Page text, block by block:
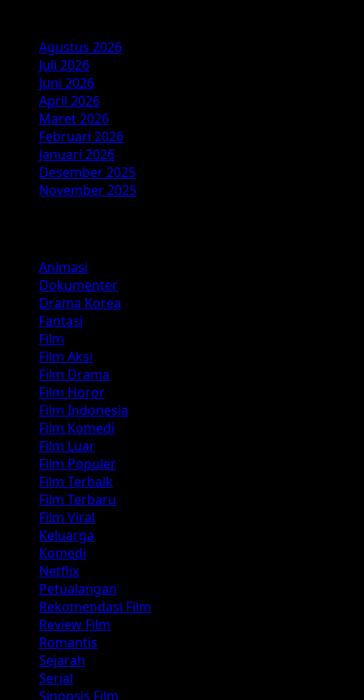
Agustus 2026
Juli 2026
Juni 2026
April 2026
Maret 2026
Februari 2026
Januari 2026
Desember 2025
November 2025
Animasi
Dokumenter
Drama Korea
Fantasi
Film
Film Aksi
Film Drama
Film Horor
Film Indonesia
Film Komedi
Film Luar
Film Populer
Film Terbaik
Film Terbaru
Film Viral
Keluarga
Komedi
Netflix
Petualangan
Rekomendasi Film
Review Film
Romantis
Sejarah
Serial
Sinopsis Film